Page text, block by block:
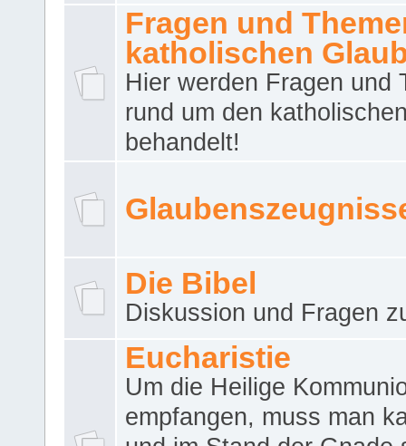
Fragen und
katholischen
Hier werden Fragen und
rund um den
behandelt!
Die Bibel
Diskussion und Fragen
Eucharistie
Um die Heilige
empfangen, muss man